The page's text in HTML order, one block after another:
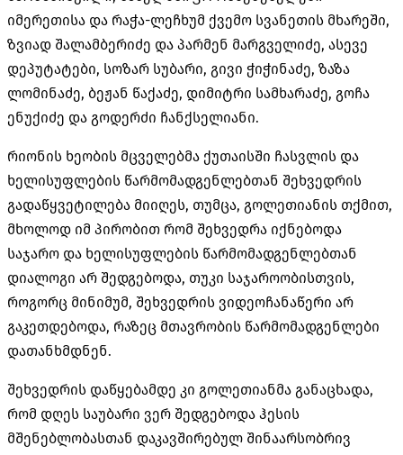
იმერეთისა და რაჭა-ლეჩხუმ ქვემო სვანეთის მხარეში,
ზვიად შალამბერიძე და პარმენ მარგველიძე, ასევე
დეპუტატები, სოზარ სუბარი, გივი ჭიჭინაძე, ზაზა
ლომინაძე, ბეჟან წაქაძე, დიმიტრი სამხარაძე, გოჩა
ენუქიძე და გოდერძი ჩანქსელიანი.
რიონის ხეობის მცველებმა ქუთაისში ჩასვლის და
ხელისუფლების წარმომადგენლებთან შეხვედრის
გადაწყვეტილება მიიღეს, თუმცა, გოლეთიანის თქმით,
მხოლოდ იმ პირობით რომ შეხვედრა იქნებოდა
საჯარო და ხელისუფლების წარმომადგენლებთან
დიალოგი არ შედგებოდა, თუკი საჯაროობისთვის,
როგორც მინიმუმ, შეხვედრის ვიდეოჩანაწერი არ
გაკეთდებოდა, რაზეც მთავრობის წარმომადგენლები
დათანხმდნენ.
შეხვედრის დაწყებამდე კი გოლეთიანმა განაცხადა,
რომ დღეს საუბარი ვერ შედგებოდა ჰესის
მშენებლობასთან დაკავშირებულ შინაარსობრივ